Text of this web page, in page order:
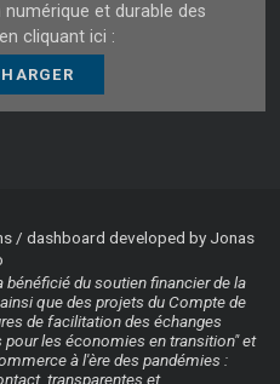
et durable des
cliquant ici :
/ dashboard developed by Jonas
du soutien financier de la
que des projets du Compte de
de facilitation des échanges
les économies en transition" et
à l'ère des pandémies :
transparentes et